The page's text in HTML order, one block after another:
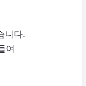
니다.
여